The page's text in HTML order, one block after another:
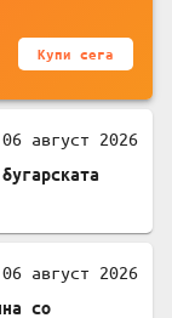
Купи сега
06 август 2026
06 август 2026
со